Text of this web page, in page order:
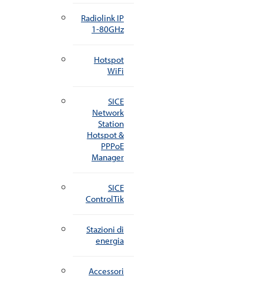
Radiolink IP
1-80GHz
Hotspot
WiFi
SICE
Network
Station
Hotspot &
PPPoE
Manager
SICE
ControlTik
Stazioni di
energia
Accessori